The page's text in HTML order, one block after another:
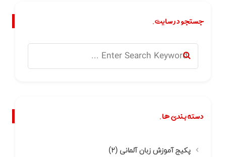
جستجو در سایت.
دسته بندی ها.
پکیج آموزش زبان آلمانی (۲)